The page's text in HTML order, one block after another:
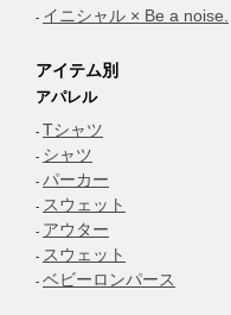
イニシャル × Be a noise.
アイテム別
アパレル
Tシャツ
シャツ
パーカー
スウェット
アウター
スウェット
ベビーロンパース